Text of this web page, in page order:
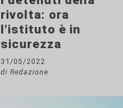
rivolta: ora
l'istituto è in
sicurezza
31/05/2022
di Redazione